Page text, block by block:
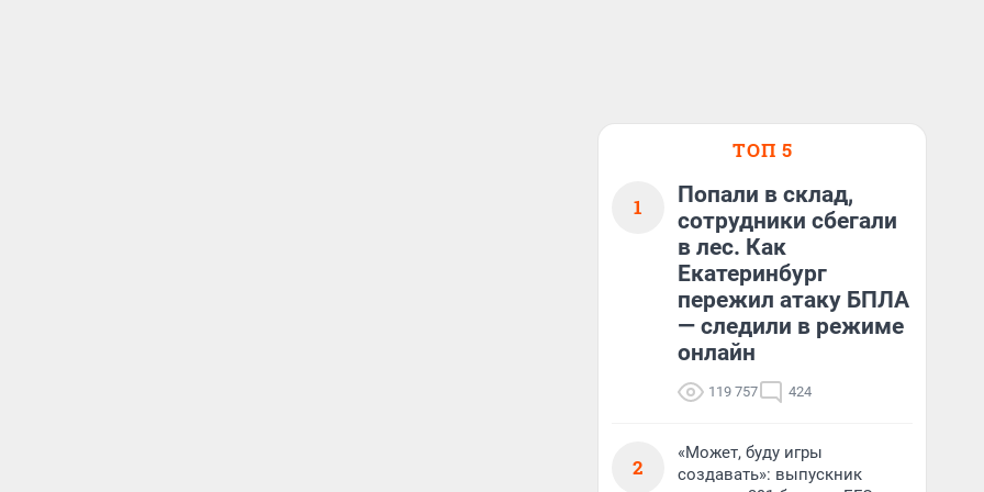
ТОП 5
1
Попали в склад,
сотрудники сбегали
в лес. Как
Екатеринбург
пережил атаку БПЛА
— следили в режиме
онлайн
119 757 424
2
«Может, буду игры
создавать»: выпускник